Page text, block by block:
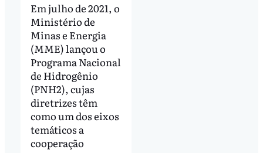
Em julho de 2021, o
Ministério de
Minas e Energia
(MME) lançou o
Programa Nacional
de Hidrogênio
(PNH2), cujas
diretrizes têm
como um dos eixos
temáticos a
cooperação